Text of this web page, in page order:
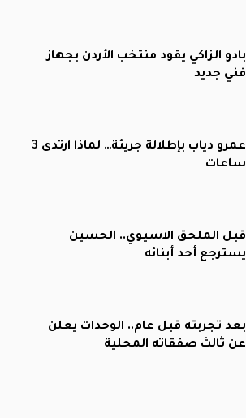
بادو الزاكي يقود منتخب الأردن بجهاز
فني جديد
عمرو دياب بإطلالة جريئة… لماذا ارتدى 3
ساعات
قبل الملحق الآسيوي.. الحسين
يسترجع أحد أبنائه
بعد تجربته قبل عام.. الوحدات يعلن
عن ثالث صفقاته المحلية